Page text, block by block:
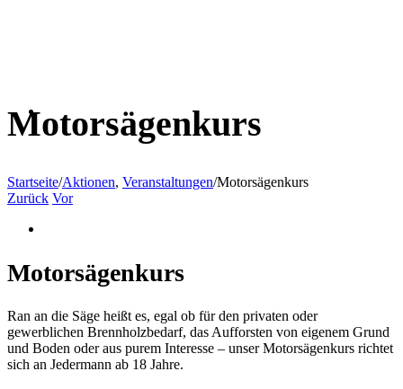
Motorsägenkurs
Startseite/Aktionen, Veranstaltungen/Motorsägenkurs
Zurück Vor
Motorsägenkurs
Ran an die Säge heißt es, egal ob für den privaten oder
gewerblichen Brennholzbedarf, das Aufforsten von eigenem Grund
und Boden oder aus purem Interesse – unser Motorsägenkurs richtet
sich an Jedermann ab 18 Jahre.